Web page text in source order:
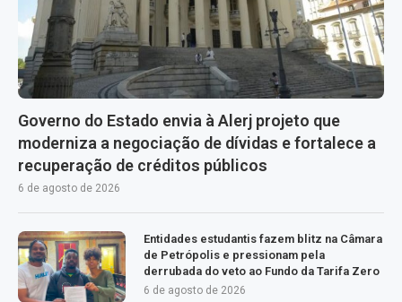
Governo do Estado envia à Alerj projeto que
moderniza a negociação de dívidas e fortalece a
recuperação de créditos públicos
6 de agosto de 2026
Entidades estudantis fazem blitz na Câmara
de Petrópolis e pressionam pela
derrubada do veto ao Fundo da Tarifa Zero
6 de agosto de 2026